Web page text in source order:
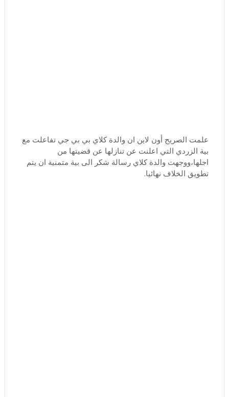
علمت الصريح أون لاين ان والدة كلاي بي بي جي تفاعلت مع
بية الزردي التي اعلنت عن تنازلها عن قضيتها من
اجلها،ووجهت والدة كلاي رسالة شكر الى بية متمنية ان يتم
تطويق الخلاف نهائيا.